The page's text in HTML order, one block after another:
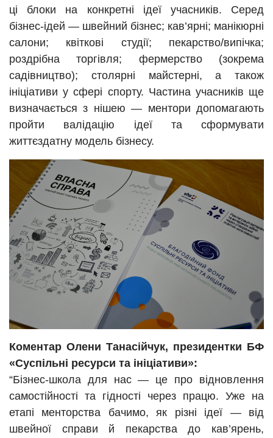
ці блоки на конкретні ідеї учасників. Серед
бізнес-ідей — швейний бізнес; кав’ярні; манікюрні
салони; квіткові студії; пекарство/випічка;
роздрібна торгівля; фермерство (зокрема
садівництво); столярні майстерні, а також
ініціативи у сфері спорту. Частина учасників ще
визначається з нішею — ментори допомагають
пройти валідацію ідеї та сформувати
життєздатну модель бізнесу.
Коментар Олени Танасійчук, президентки БФ
«Суспільні ресурси та ініціативи»:
“Бізнес-школа для нас — це про відновлення
самостійності та гідності через працю. Уже на
етапі менторства бачимо, як різні ідеї — від
швейної справи й пекарства до кав’ярень,